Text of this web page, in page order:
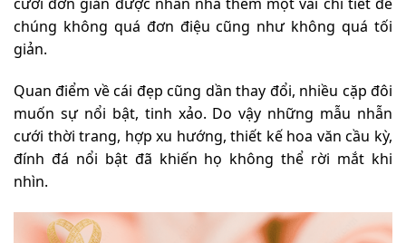
chúng không quá đơn điệu cũng như không quá tối
giản.
Quan điểm về cái đẹp cũng dần thay đổi, nhiều cặp đôi
muốn sự nổi bật, tinh xảo. Do vậy những mẫu nhẫn
cưới thời trang, hợp xu hướng, thiết kế hoa văn cầu kỳ,
đính đá nổi bật đã khiến họ không thể rời mắt khi
nhìn.